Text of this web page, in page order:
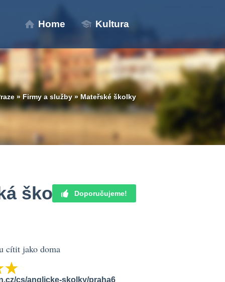
Home Kultura
»Firmy a služby»Mateřské školky
školka Praha
Doporučujeme!
cítit jako doma
cs/anglicke-skolky/praha6